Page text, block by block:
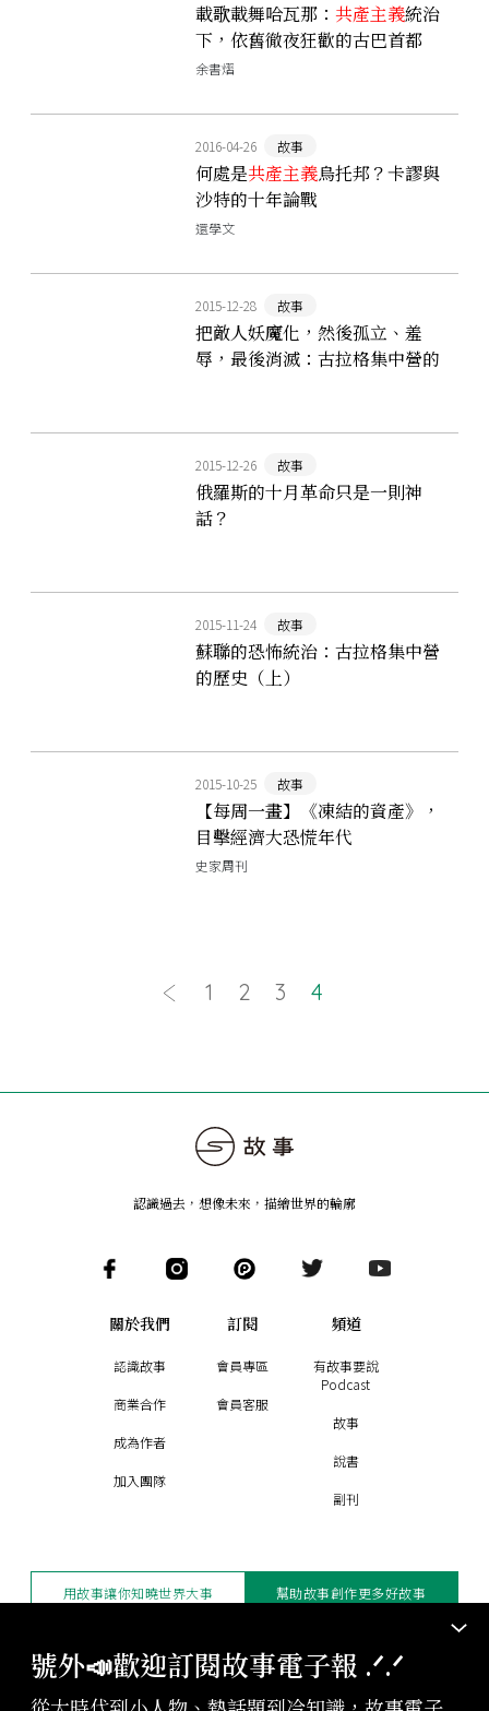
載歌載舞哈瓦那：共產主義統治
下，依舊徹夜狂歡的古巴首都
余書熠
2016-04-26 故事
何處是共產主義烏托邦？卡謬與
沙特的十年論戰
還學文
2015-12-28 故事
把敵人妖魔化，然後孤立、羞
辱，最後消滅：古拉格集中營的
2015-12-26 故事
俄羅斯的十月革命只是一則神
話？
2015-11-24 故事
蘇聯的恐怖統治：古拉格集中營
的歷史（上）
2015-10-25 故事
【每周一畫】《凍結的資產》，
目擊經濟大恐慌年代
史家周刊
1 2 3 4
號外📣歡迎訂閱故事電子報 .ᐟ‪‪.ᐟ
認識過去，想像未來 ， 描繪世界的輪廓
關於我們
認識故事
商業合作
成為作者
加入團隊
訂閱
會員專區
會員客服
頻道
有故事要說
Podcast
故事
說書
副刊
用故事讓你知曉世界大事 幫助故事創作更多好故事